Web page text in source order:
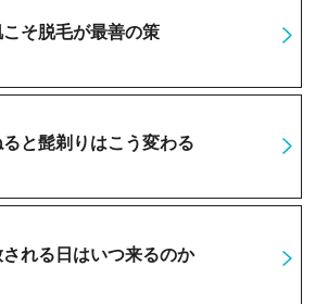
そ脱毛が最善の策
と髭剃りはこう変わる
れる日はいつ来るのか